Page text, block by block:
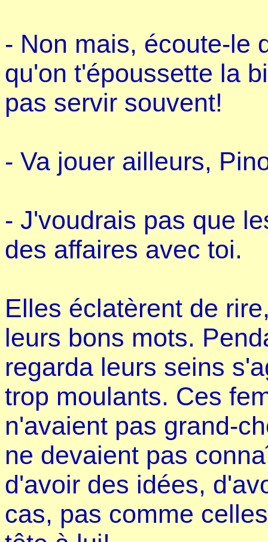
- Non mais, écoute-le
qu'on t'époussette la
pas servir souvent!
- Va jouer ailleurs,
- J'voudrais pas que
des affaires avec toi.
Elles éclatèrent de
leurs bons mots.
regarda leurs seins
trop moulants. Ces
n'avaient pas grand-
ne devaient pas
d'avoir des idées,
cas, pas comme